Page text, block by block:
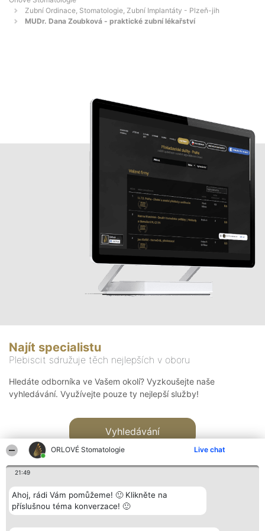
ORLOVÉ Stomatologie Live chat
21:49
Ahoj, rádi Vám pomůžeme! 🙂 Klikněte na
příslušnou téma konverzace! 🙂
Zubní Ordinace, Stomatologie, Zubní Implantáty - Plzeň-jih
MUDr. Dana Zoubková - praktické zubní lékařství
Najít specialistu
Plebiscit sdružuje těch nejlepších v oboru
Hledáte odborníka ve Vašem okolí? Vyzkoušejte naše
vyhledávání. Využívejte pouze ty nejlepší služby!
Vyhledávání
Bright Side Solutions sp. z o. Vítězové Kontakt